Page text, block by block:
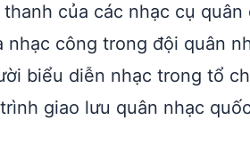
thanh của các nhạc cụ
nhạc công trong đội quân
biểu diễn nhạc trong tổ
giao lưu quân nhạc